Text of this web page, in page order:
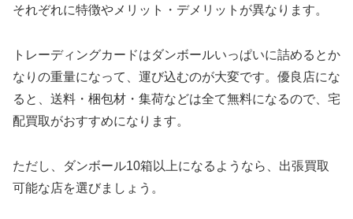
それぞれに特徴やメリット・デメリットが異なります。
トレーディングカードはダンボールいっぱいに詰めるとか
なりの重量になって、運び込むのが大変です。優良店にな
ると、送料・梱包材・集荷などは全て無料になるので、宅
配買取がおすすめになります。
ただし、ダンボール10箱以上になるようなら、出張買取
可能な店を選びましょう。